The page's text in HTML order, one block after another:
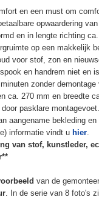
en een must om
opwaardering
en in lengte richting
op een makkelijk
voor stof, zon en
en handrem niet en
zonder demontage
ca. 270 mm en breedte
pasklare montagevoet.
aangename bekleding
informatie vindt u hier.
van stof, kunstleder,
van de
. In de serie van 8 foto's